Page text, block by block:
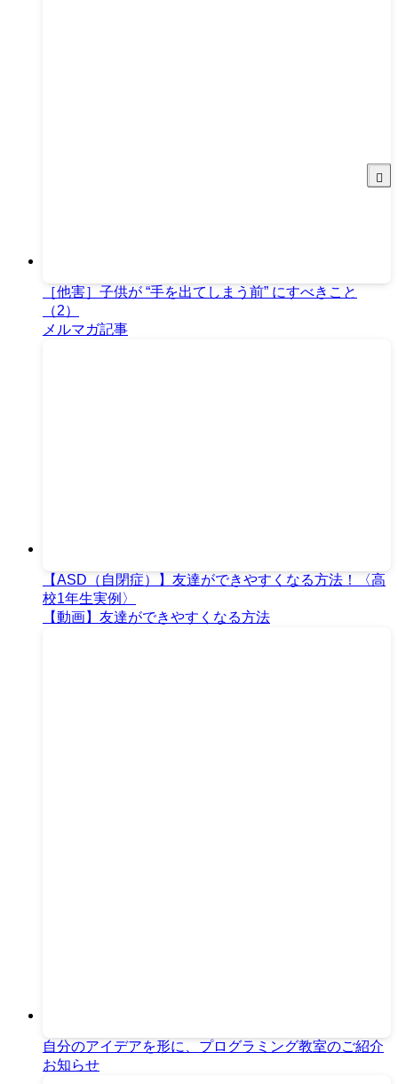
［他害］子供が “手を出てしまう前” にすべきこと
（2）
メルマガ記事
【ASD（自閉症）】友達ができやすくなる方法！〈高
校1年生実例〉
【動画】友達ができやすくなる方法
自分のアイデアを形に、プログラミング教室のご紹介
お知らせ